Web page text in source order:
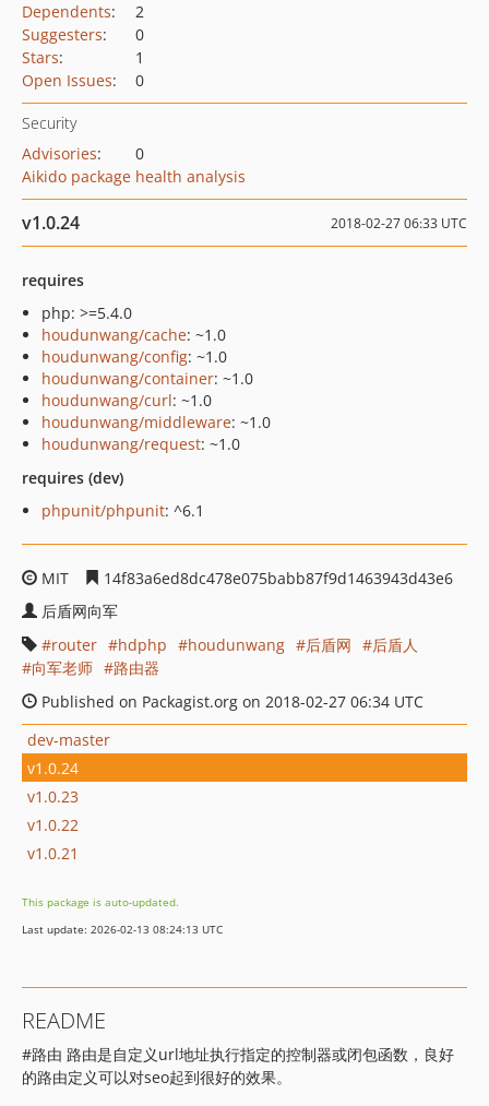
Dependents:
2
Suggesters:
0
Stars:
1
Open Issues: 0
Security
Advisories:
0
Aikido package health analysis
v1.0.24 2018-02-27 06:33 UTC
requires
php: >=5.4.0
houdunwang/cache: ~1.0
houdunwang/config: ~1.0
houdunwang/container: ~1.0
houdunwang/curl: ~1.0
houdunwang/middleware: ~1.0
houdunwang/request: ~1.0
requires (dev)
phpunit/phpunit: ^6.1
MIT
14f83a6ed8dc478e075babb87f9d1463943d43e6
后盾网向军
router
hdphp houdunwang 后盾网
后盾人
向军老师
路由器
Published on Packagist.org on 2018-02-27 06:34 UTC
dev-master
v1.0.24
v1.0.23
v1.0.22
v1.0.21
This package is auto-updated.
Last update: 2026-02-13 08:24:13 UTC
README
#路由 路由是自定义url地址执行指定的控制器或闭包函数，良好
的路由定义可以对seo起到很好的效果。